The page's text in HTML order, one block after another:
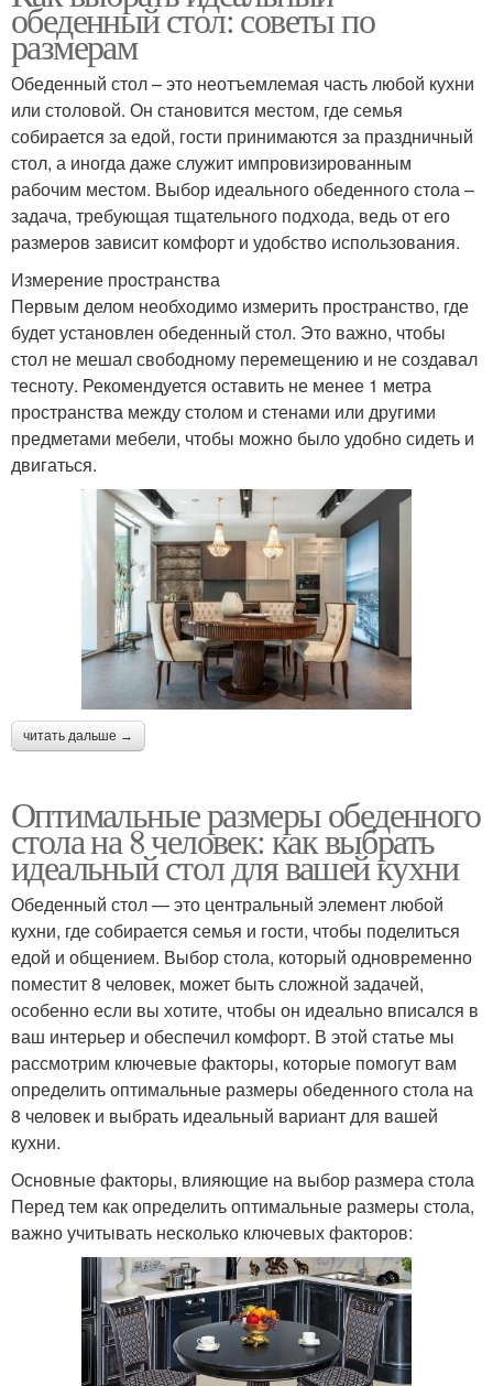
обеденный стол: советы по
размерам
Обеденный стол – это неотъемлемая часть любой кухни
или столовой. Он становится местом, где семья
собирается за едой, гости принимаются за праздничный
стол, а иногда даже служит импровизированным
рабочим местом. Выбор идеального обеденного стола –
задача, требующая тщательного подхода, ведь от его
размеров зависит комфорт и удобство использования.
Измерение пространства
Первым делом необходимо измерить пространство, где
будет установлен обеденный стол. Это важно, чтобы
стол не мешал свободному перемещению и не создавал
тесноту. Рекомендуется оставить не менее 1 метра
пространства между столом и стенами или другими
предметами мебели, чтобы можно было удобно сидеть и
двигаться.
читать дальше →
Оптимальные размеры обеденного
стола на 8 человек: как выбрать
идеальный стол для вашей кухни
Обеденный стол — это центральный элемент любой
кухни, где собирается семья и гости, чтобы поделиться
едой и общением. Выбор стола, который одновременно
поместит 8 человек, может быть сложной задачей,
особенно если вы хотите, чтобы он идеально вписался в
ваш интерьер и обеспечил комфорт. В этой статье мы
рассмотрим ключевые факторы, которые помогут вам
определить оптимальные размеры обеденного стола на
8 человек и выбрать идеальный вариант для вашей
кухни.
Основные факторы, влияющие на выбор размера стола
Перед тем как определить оптимальные размеры стола,
важно учитывать несколько ключевых факторов: